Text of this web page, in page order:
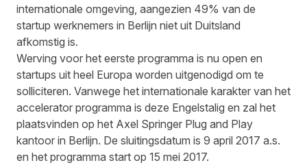
internationale omgeving, aangezien 49% van de
startup werknemers in Berlijn niet uit Duitsland
afkomstig is.
Werving voor het eerste programma is nu open en
startups uit heel Europa worden uitgenodigd om te
solliciteren. Vanwege het internationale karakter van het
accelerator programma is deze Engelstalig en zal het
plaatsvinden op het Axel Springer Plug and Play
kantoor in Berlijn. De sluitingsdatum is 9 april 2017 a.s.
en het programma start op 15 mei 2017.